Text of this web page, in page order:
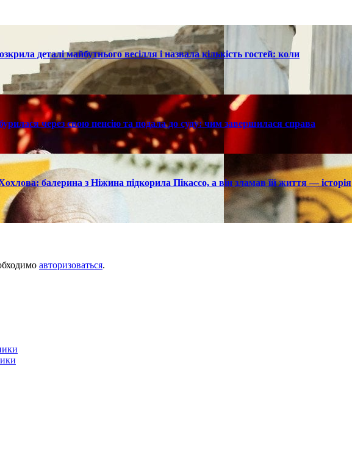
деталі майбутнього весілля і назвала кількість гостей: коли
через свою пенсію та подала до суду: чим завершилася справа
балерина з Ніжина підкорила Пікассо, а він зламав їй життя — історія
авторизоваться.